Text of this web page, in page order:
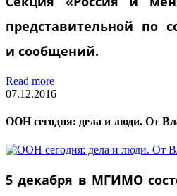
представительной по
и сообщений.
Read more
07.12.2016
ООН сегодня: дела и люди. От
5 декабря в МГИМО